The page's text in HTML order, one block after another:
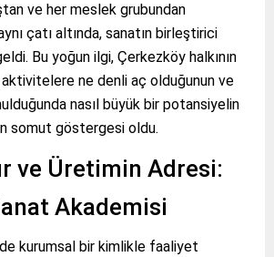
ve her meslek grubundan
çatı altında, sanatın birleştirici
Bu yoğun ilgi, Çerkezköy halkının
ne denli aç olduğunun ve
nasıl büyük bir potansiyelin
somut göstergesi oldu.
ve Üretimin Adresi:
Akademisi
kurumsal bir kimlikle faaliyet